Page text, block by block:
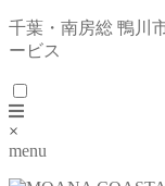
千葉・南房総 鴨川
ービス
×
menu